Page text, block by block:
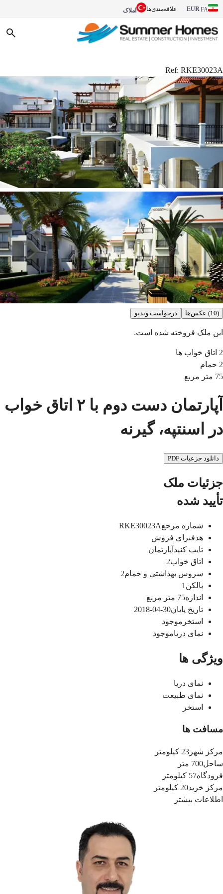
FA
EUR علاقه‌مندی‌ها املاک
Ref: RKE30023A
(10) عکس‌ها درخواست ویدیو
این ملک فروخته شده است.
2 اتاق خواب ها
2 حمام
75 متر مربع
آپارتمان دست دوم با ۲ اتاق خواب
در اسنتپه، گیرنه
دانلود جزعیات PDF
جزئیات ملک
تأیید شده
شماره مرجعRKE30023A
هدفبرای فروش
تایپ کنید آپارتمان
اتاق خواب2
سروس بهداشتی و حمام2
بالکن 1
اندازه75 متر مربع
تاریخ پایان30-04-2018
استخر موجود
نمای دریاموجود
ویژگی ها
نمای دریا
نمای طبیعت
استخر
مسافت ها
مرکز شهر 23 کیلومتر
ساحل700 متر
فرودگاه57 کیلومتر
مرکز خرید20 کیلومتر
اطلاعات بیشتر